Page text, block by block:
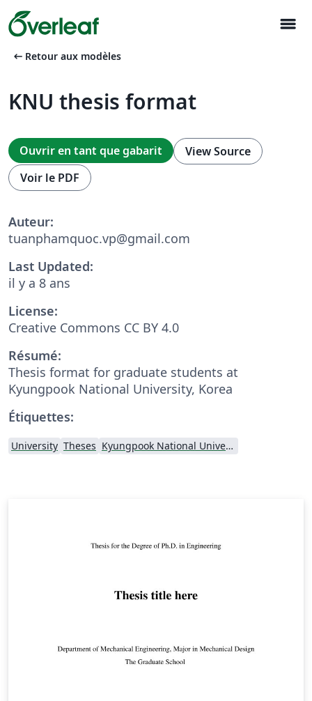
menu
arrow_left_alt Retour aux modèles
KNU thesis format
Ouvrir en tant que gabarit
View Source
Voir le PDF
Auteur:
tuanphamquoc.vp@gmail.com
Last Updated:
il y a 8 ans
License:
Creative Commons CC BY 4.0
Résumé:
Thesis format for graduate students at
Kyungpook National University, Korea
Étiquettes:
University Theses Kyungpook National University